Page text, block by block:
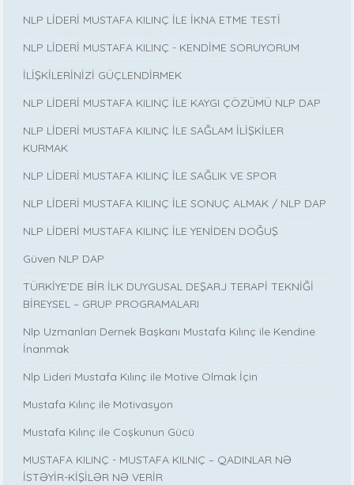
NLP LİDERİ MUSTAFA KILINÇ İLE İKNA ETME TESTİ
NLP LİDERİ MUSTAFA KILINÇ - KENDİME SORUYORUM
İLİŞKİLERİNİZİ GÜÇLENDİRMEK
NLP LİDERİ MUSTAFA KILINÇ İLE KAYGI ÇÖZÜMÜ NLP DAP
NLP LİDERİ MUSTAFA KILINÇ İLE SAĞLAM İLİŞKİLER
KURMAK
NLP LİDERİ MUSTAFA KILINÇ İLE SAĞLIK VE SPOR
NLP LİDERİ MUSTAFA KILINÇ İLE SONUÇ ALMAK / NLP DAP
NLP LİDERİ MUSTAFA KILINÇ İLE YENİDEN DOĞUŞ
Güven NLP DAP
TÜRKİYE’DE BİR İLK DUYGUSAL DEŞARJ TERAPİ TEKNİĞİ
BİREYSEL – GRUP PROGRAMALARI
Nlp Uzmanları Dernek Başkanı Mustafa Kılınç ile Kendine
İnanmak
Nlp Lideri Mustafa Kılınç ile Motive Olmak İçin
Mustafa Kılınç ile Motivasyon
Mustafa Kılınç ile Coşkunun Gücü
MUSTAFA KILINÇ - MUSTAFA KILNIÇ – QADINLAR NƏ
İSTƏYİR-KİŞİLƏR NƏ VERİR